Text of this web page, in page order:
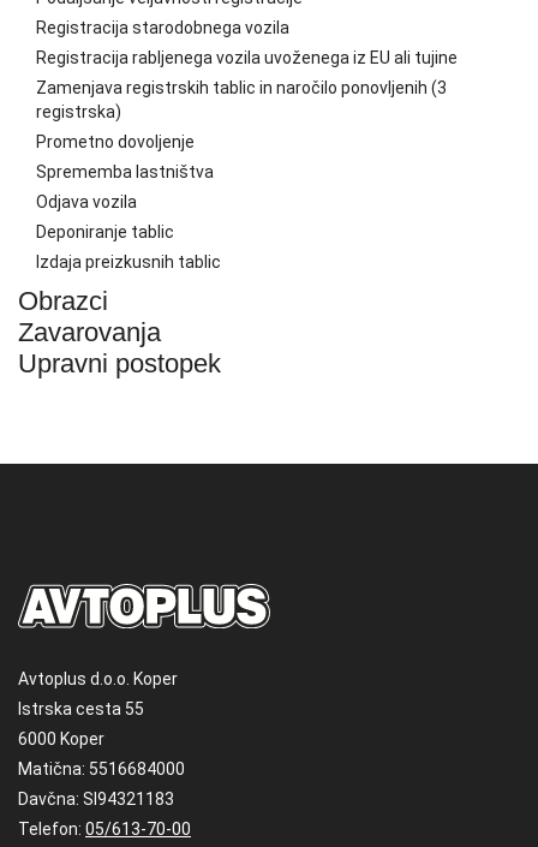
Registracija starodobnega vozila
Registracija rabljenega vozila uvoženega iz EU ali tujine
Zamenjava registrskih tablic in naročilo ponovljenih (3
registrska)
Prometno dovoljenje
Sprememba lastništva
Odjava vozila
Deponiranje tablic
Izdaja preizkusnih tablic
Obrazci
Zavarovanja
Upravni postopek
Avtoplus d.o.o. Koper
Istrska cesta 55
6000 Koper
Matična: 5516684000
Davčna: SI94321183
Telefon: 05/613-70-00